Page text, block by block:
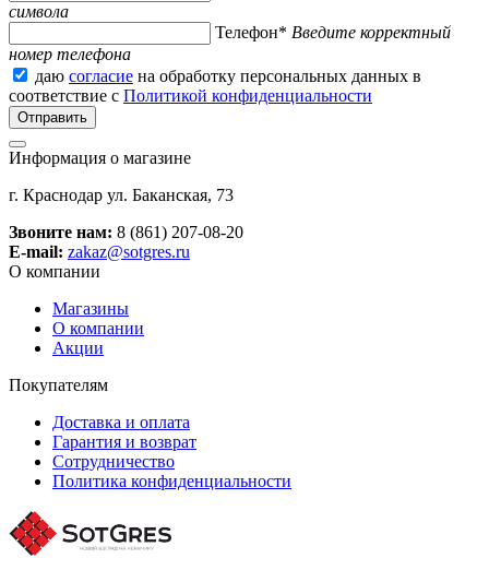
символа
Телефон* Введите корректный
номер телефона
даю согласие на обработку персональных данных в
соответствие с Политикой конфиденциальности
Информация о магазине
г. Краснодар ул. Баканская, 73
Звоните нам: 8 (861) 207-08-20
E-mail: zakaz@sotgres.ru
О компании
Магазины
О компании
Акции
Покупателям
Доставка и оплата
Гарантия и возврат
Сотрудничество
Политика конфиденциальности